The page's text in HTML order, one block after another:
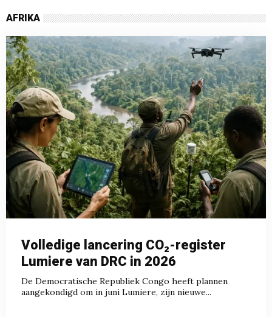
AFRIKA
Volledige lancering CO₂-register
Lumiere van DRC in 2026
De Democratische Republiek Congo heeft plannen
aangekondigd om in juni Lumiere, zijn nieuwe...